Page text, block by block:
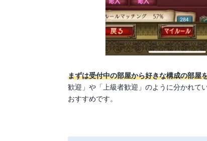
まずは受付中の部屋から好きな構成の部屋
歓迎」や「上級者歓迎」のように分かれて
おすすめです。